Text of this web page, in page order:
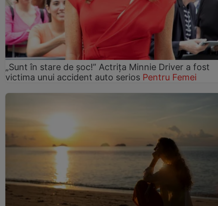
„Sunt în stare de șoc!” Actrița Minnie Driver a fost
victima unui accident auto serios Pentru Femei